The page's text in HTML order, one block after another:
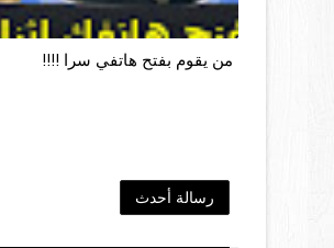
من يقوم بفتح هاتفي سرا !!!!
رسالة أحدث